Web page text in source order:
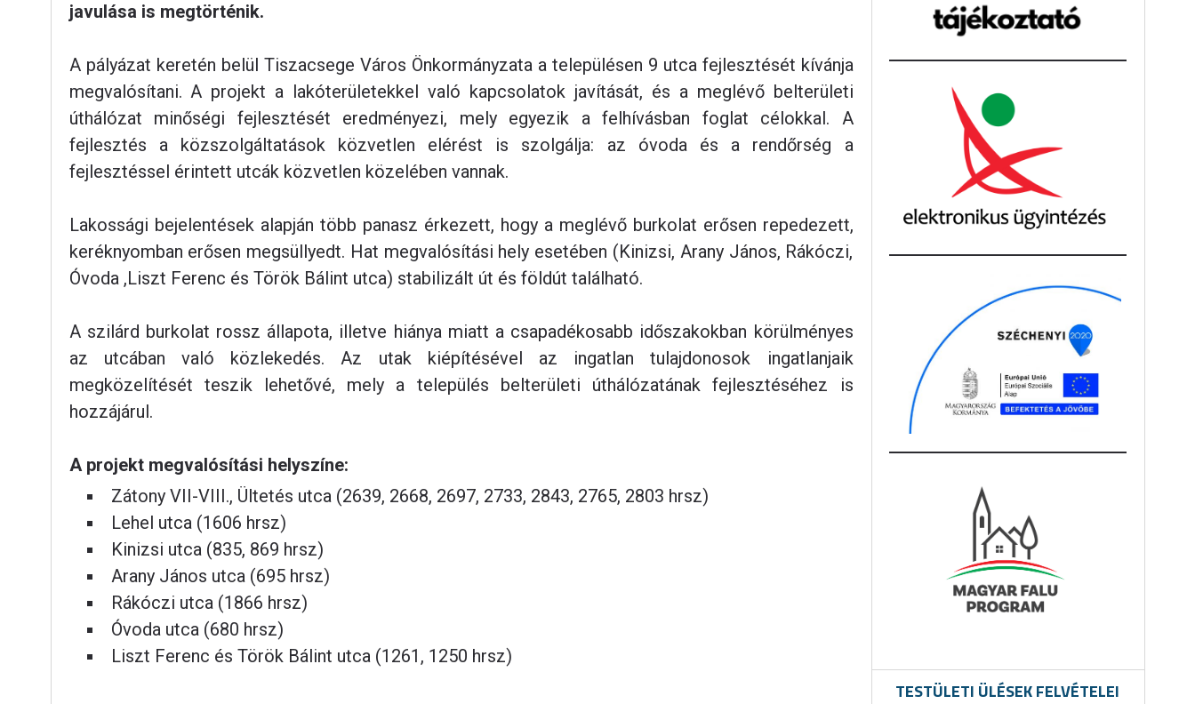
javulása is megtörténik.
A pályázat keretén belül Tiszacsege Város Önkormányzata a településen 9 utca fejlesztését kívánja
megvalósítani. A projekt a lakóterületekkel való kapcsolatok javítását, és a meglévő belterületi
úthálózat minőségi fejlesztését eredményezi, mely egyezik a felhívásban foglat célokkal. A
fejlesztés a közszolgáltatások közvetlen elérést is szolgálja: az óvoda és a rendőrség a
fejlesztéssel érintett utcák közvetlen közelében vannak.
Lakossági bejelentések alapján több panasz érkezett, hogy a meglévő burkolat erősen repedezett,
keréknyomban erősen megsüllyedt. Hat megvalósítási hely esetében (Kinizsi, Arany János, Rákóczi,
Óvoda ,Liszt Ferenc és Török Bálint utca) stabilizált út és földút található.
A szilárd burkolat rossz állapota, illetve hiánya miatt a csapadékosabb időszakokban körülményes
az utcában való közlekedés. Az utak kiépítésével az ingatlan tulajdonosok ingatlanjaik
megközelítését teszik lehetővé, mely a település belterületi úthálózatának fejlesztéséhez is
hozzájárul.
A projekt megvalósítási helyszíne:
Zátony VII-VIII., Ültetés utca (2639, 2668, 2697, 2733, 2843, 2765, 2803 hrsz)
Lehel utca (1606 hrsz)
Kinizsi utca (835, 869 hrsz)
Arany János utca (695 hrsz)
Rákóczi utca (1866 hrsz)
Óvoda utca (680 hrsz)
Liszt Ferenc és Török Bálint utca (1261, 1250 hrsz)
TESTÜLETI ÜLÉSEK FELVÉTELEI